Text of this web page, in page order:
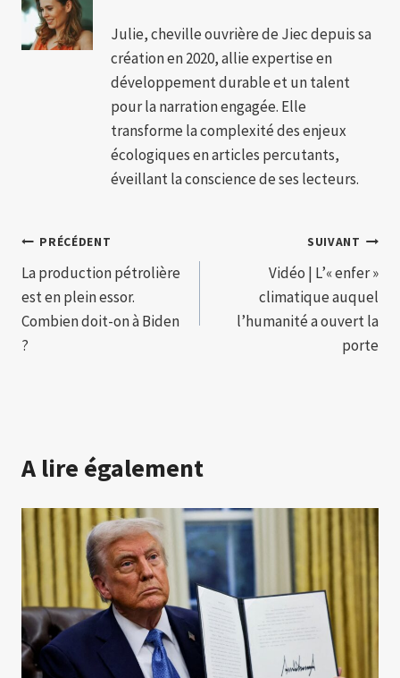
Julie, cheville ouvrière de Jiec depuis sa
création en 2020, allie expertise en
développement durable et un talent
pour la narration engagée. Elle
transforme la complexité des enjeux
écologiques en articles percutants,
éveillant la conscience de ses lecteurs.
Navigation
de
l’article
PRÉCÉDENT
La production pétrolière
est en plein essor.
Combien doit-on à Biden
?
SUIVANT
Vidéo | L’« enfer »
climatique auquel
l’humanité a ouvert la
porte
A lire également